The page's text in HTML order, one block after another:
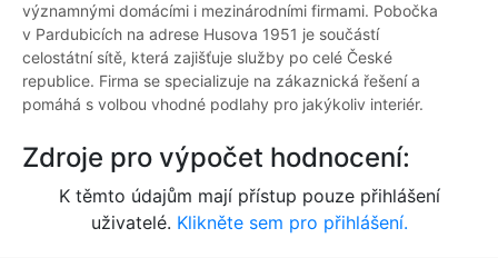
významnými domácími i mezinárodními firmami. Pobočka
v Pardubicích na adrese Husova 1951 je součástí
celostátní sítě, která zajišťuje služby po celé České
republice. Firma se specializuje na zákaznická řešení a
pomáhá s volbou vhodné podlahy pro jakýkoliv interiér.
Zdroje pro výpočet hodnocení:
K těmto údajům mají přístup pouze přihlášení
uživatelé. Klikněte sem pro přihlášení.